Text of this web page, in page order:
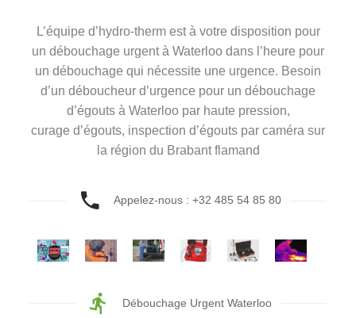
L’équipe d’hydro-therm est à votre disposition pour
un débouchage urgent à Waterloo dans l’heure pour
un débouchage qui nécessite une urgence. Besoin
d’un déboucheur d’urgence pour un débouchage
d’égouts à Waterloo par haute pression,
curage d’égouts, inspection d’égouts par caméra sur
la région du Brabant flamand
Appelez-nous : +32 485 54 85 80
Débouchage Urgent Waterloo